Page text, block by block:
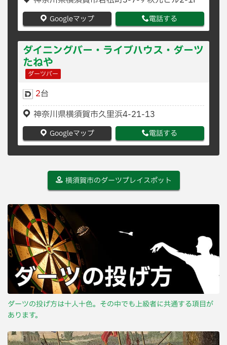
Googleマップ 電話する
ダイニングバー・ライブハウス・ダーツ
たねや
ダーツバー
2台
神奈川県横須賀市久里浜4-21-13
Googleマップ 電話する
横須賀市のダーツプレイスポット
ダーツの投げ方は十人十色。その中でも上級者に共通する項目が
あります。